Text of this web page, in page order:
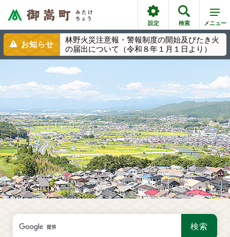
お知らせ
林野火災注意報・警報制度の開始及びたき火
の届出について（令和８年１月１日より）
設定 検索 メニュー